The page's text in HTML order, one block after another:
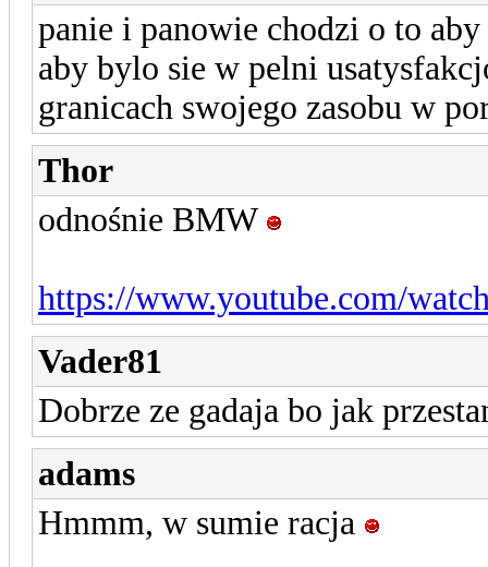
panie i panowie chodzi o to
aby bylo sie w pelni
granicach swojego zasobu w
Thor
odnośnie BMW
https://www.youtube.com/
Vader81
Dobrze ze gadaja bo jak
adams
Hmmm, w sumie racja